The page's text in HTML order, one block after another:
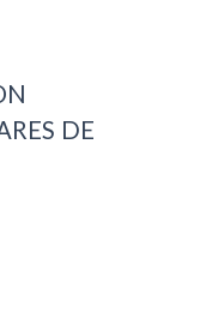
DE